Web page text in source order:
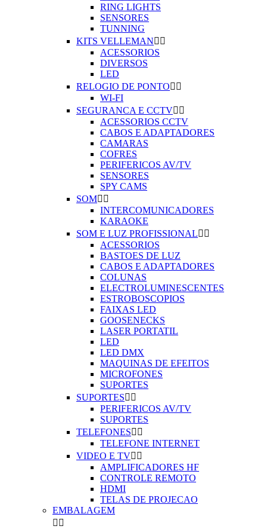
RING LIGHTS
SENSORES
TUNNING
KITS VELLEMAN 
ACESSORIOS
DIVERSOS
LED
RELOGIO DE PONTO 
WI-FI
SEGURANCA E CCTV 
ACESSORIOS CCTV
CABOS E ADAPTADORES
CAMARAS
COFRES
PERIFERICOS AV/TV
SENSORES
SPY CAMS
SOM 
INTERCOMUNICADORES
KARAOKE
SOM E LUZ PROFISSIONAL 
ACESSORIOS
BASTOES DE LUZ
CABOS E ADAPTADORES
COLUNAS
ELECTROLUMINESCENTES
ESTROBOSCOPIOS
FAIXAS LED
GOOSENECKS
LASER PORTATIL
LED
LED DMX
MAQUINAS DE EFEITOS
MICROFONES
SUPORTES
SUPORTES 
PERIFERICOS AV/TV
SUPORTES
TELEFONES 
TELEFONE INTERNET
VIDEO E TV 
AMPLIFICADORES HF
CONTROLE REMOTO
HDMI
TELAS DE PROJECAO
EMBALAGEM
 